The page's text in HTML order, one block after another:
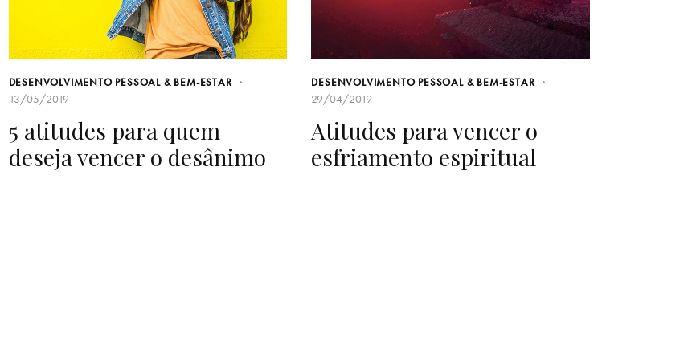
DESENVOLVIMENTO PESSOAL & BEM-ESTAR
13/05/2019
5 atitudes para quem
deseja vencer o desânimo
DESENVOLVIMENTO PESSOAL & BEM-ESTAR
29/04/2019
Atitudes para vencer o
esfriamento espiritual